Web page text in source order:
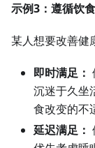
示例3：遵循饮
某人想要改善健
即时满足：
沉迷于久坐
食改变的不
延迟满足：